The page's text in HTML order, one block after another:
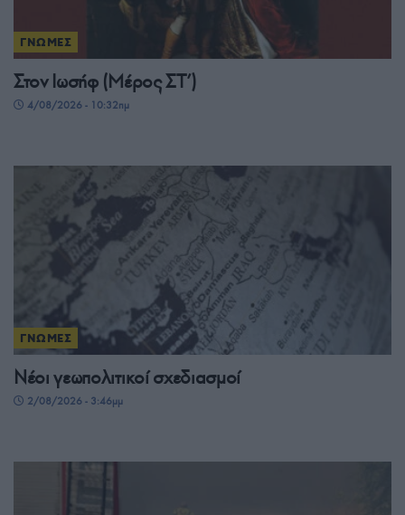
ΓΝΩΜΕΣ
Στον Ιωσήφ (Μέρος ΣΤ’)
4/08/2026 - 10:32πμ
ΓΝΩΜΕΣ
Νέοι γεωπολιτικοί σχεδιασμοί
2/08/2026 - 3:46μμ